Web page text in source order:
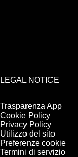
LEGAL NOTICE
Trasparenza App
Cookie Policy
Privacy Policy
Utilizzo del sito
Preferenze cookie
Termini di servizio